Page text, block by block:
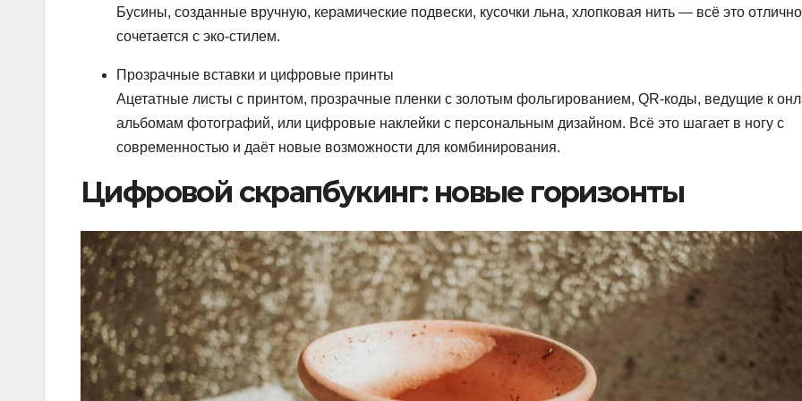
Бусины, созданные вручную, керамические подвески, кусочки льна, хлопковая нить — всё это отлично
сочетается с эко-стилем.
Прозрачные вставки и цифровые принты
Ацетатные листы с принтом, прозрачные пленки с золотым фольгированием, QR-коды, ведущие к
альбомам фотографий, или цифровые наклейки с персональным дизайном. Всё это шагает в ногу с
современностью и даёт новые возможности для комбинирования.
Цифровой скрапбукинг: новые горизонты